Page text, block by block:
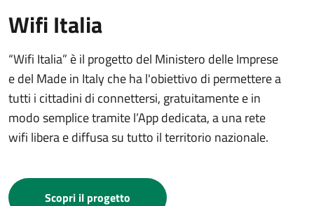
Wifi Italia
“Wifi Italia” è il progetto del Ministero delle Imprese
e del Made in Italy che ha l'obiettivo di permettere a
tutti i cittadini di connettersi, gratuitamente e in
modo semplice tramite l’App dedicata, a una rete
wifi libera e diffusa su tutto il territorio nazionale.
Scopri il progetto